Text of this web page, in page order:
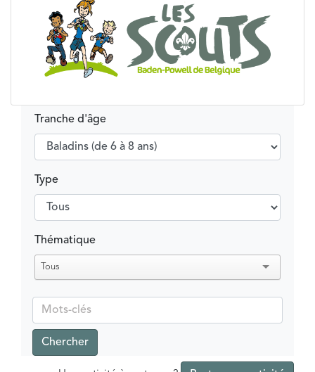
Tranche d'âge
Type
Thématique
Tous
Chercher